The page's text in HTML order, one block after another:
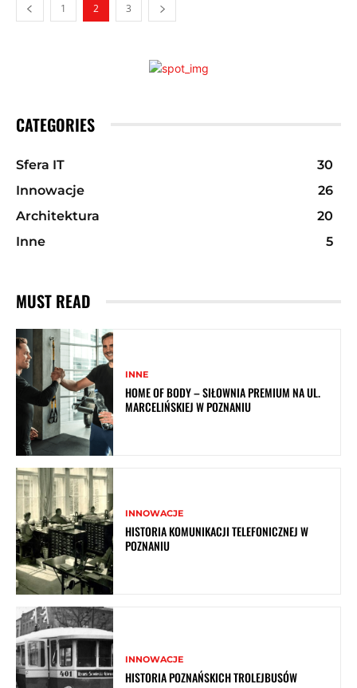
1 2 3
CATEGORIES
Sfera IT
30
Innowacje
26
Architektura
20
Inne
5
MUST READ
INNE
HOME OF BODY – SIŁOWNIA PREMIUM NA UL.
MARCELIŃSKIEJ W POZNANIU
INNOWACJE
HISTORIA KOMUNIKACJI TELEFONICZNEJ W
POZNANIU
INNOWACJE
HISTORIA POZNAŃSKICH TROLEJBUSÓW